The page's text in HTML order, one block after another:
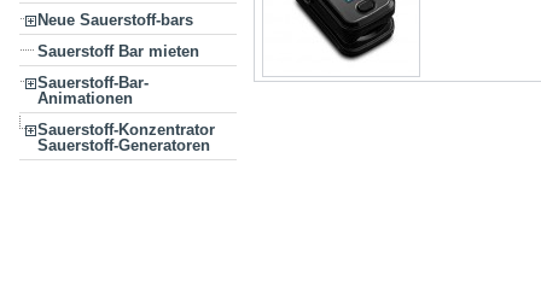
Neue Sauerstoff-bars
Sauerstoff Bar mieten
Sauerstoff-Bar-
Animationen
Sauerstoff-Konzentrator
Sauerstoff-Generatoren